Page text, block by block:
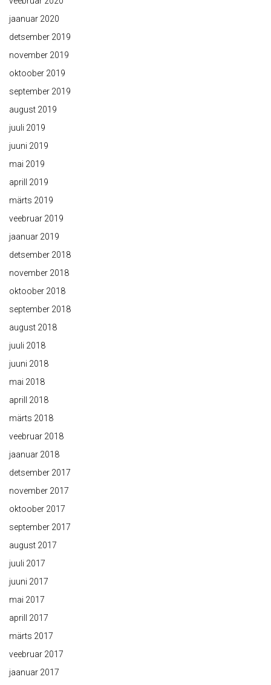
jaanuar 2020
detsember 2019
november 2019
oktoober 2019
september 2019
august 2019
juuli 2019
juuni 2019
mai 2019
aprill 2019
märts 2019
veebruar 2019
jaanuar 2019
detsember 2018
november 2018
oktoober 2018
september 2018
august 2018
juuli 2018
juuni 2018
mai 2018
aprill 2018
märts 2018
veebruar 2018
jaanuar 2018
detsember 2017
november 2017
oktoober 2017
september 2017
august 2017
juuli 2017
juuni 2017
mai 2017
aprill 2017
märts 2017
veebruar 2017
jaanuar 2017